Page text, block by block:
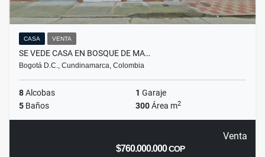
CASA VENTA
SE VEDE CASA EN BOSQUE DE MA…
Bogotá D.C., Cundinamarca, Colombia
8Alcobas 1 Garaje
5 Baños 300Área m2
Venta
$760.000.000COP